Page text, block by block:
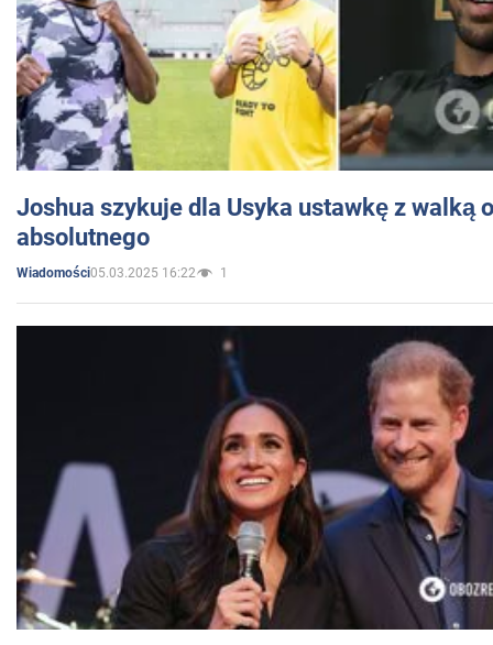
Joshua szykuje dla Usyka ustawkę z walką
absolutnego
Wiadomości05.03.2025 16:22 1